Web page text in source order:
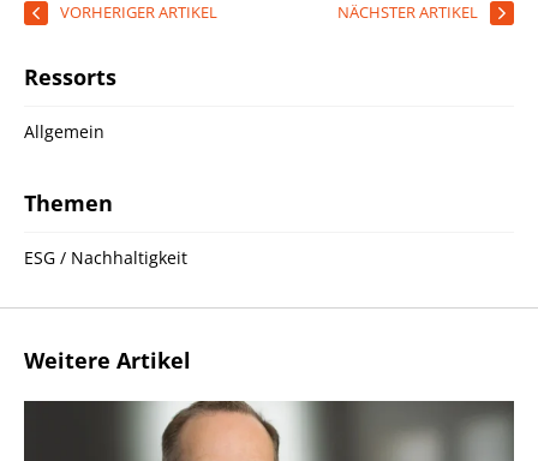
VORHERIGER ARTIKEL NÄCHSTER ARTIKEL
Ressorts
Allgemein
Themen
ESG / Nachhaltigkeit
Weitere Artikel